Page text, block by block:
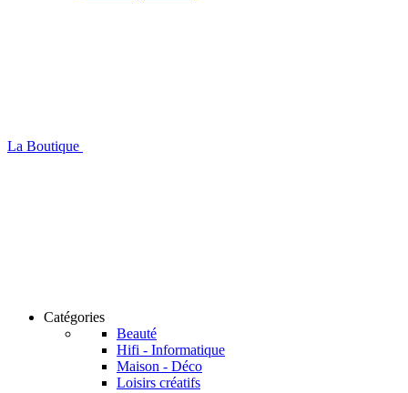
La Boutique
Catégories
Beauté
Hifi - Informatique
Maison - Déco
Loisirs créatifs